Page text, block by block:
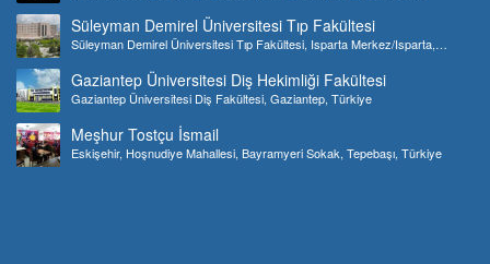
Süleyman Demirel Üniversitesi Tıp Fakültesi
Süleyman Demirel Üniversitesi Tıp Fakültesi, Isparta Merkez/Isparta,
Gaziantep Üniversitesi Diş Hekimliği Fakültesi
Gaziantep Üniversitesi Diş Fakültesi, Gaziantep, Türkiye
Meşhur Tostçu İsmail
Eskişehir, Hoşnudiye Mahallesi, Bayramyeri Sokak, Tepebaşı, Türkiye